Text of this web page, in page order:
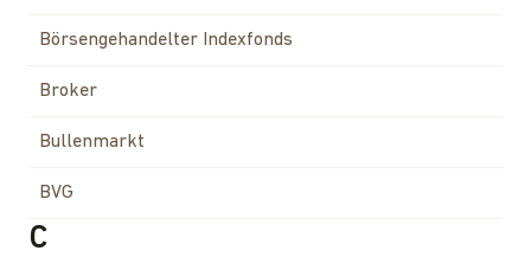
Börsengehandelter Indexfonds
Broker
Bullenmarkt
BVG
C